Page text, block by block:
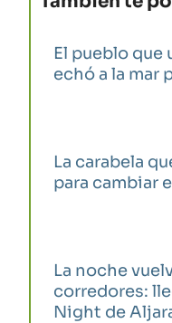
El pueblo que
echó a la mar
La carabela
para cambiar
La noche
corredores:
Night de